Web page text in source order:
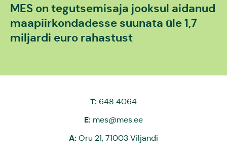
MES on tegutsemisaja jooksul aidanud
maapiirkondadesse suunata üle 1,7
miljardi euro rahastust
T: 648 4064
E: mes@mes.ee
A: Oru 21, 71003 Viljandi